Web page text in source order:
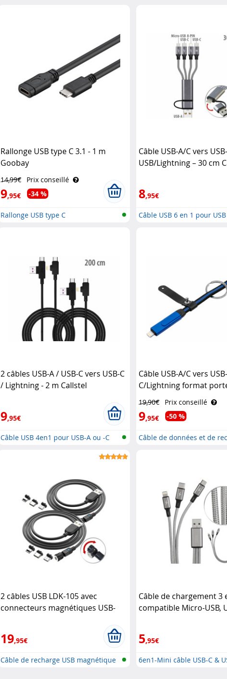
Rallonge USB type C 3.1 - 1 m
Goobay
14,99€ Prix conseillé
9,95€ -34 %
Rallonge USB type C
Câble USB-A/C vers
USB/Lightning – 30 cm
8,95€
Câble USB 6 en 1 pour
2 câbles USB-A / USB-C vers USB-C
/ Lightning - 2 m Callstel
9,95€
Câble USB 4en1 pour USB-A ou -C
Câble USB-A/C vers
C/Lightning format
Power Delivery 100 W
19,90€ Prix conseillé
9,95€ -50 %
Câble de données et de
2 câbles USB LDK-105 avec
connecteurs magnétiques USB-
19,95€
Câble de recharge USB magnétique
Câble de chargement 3
compatible Micro-USB,
5,95€
6en1-Mini câble USB-C &